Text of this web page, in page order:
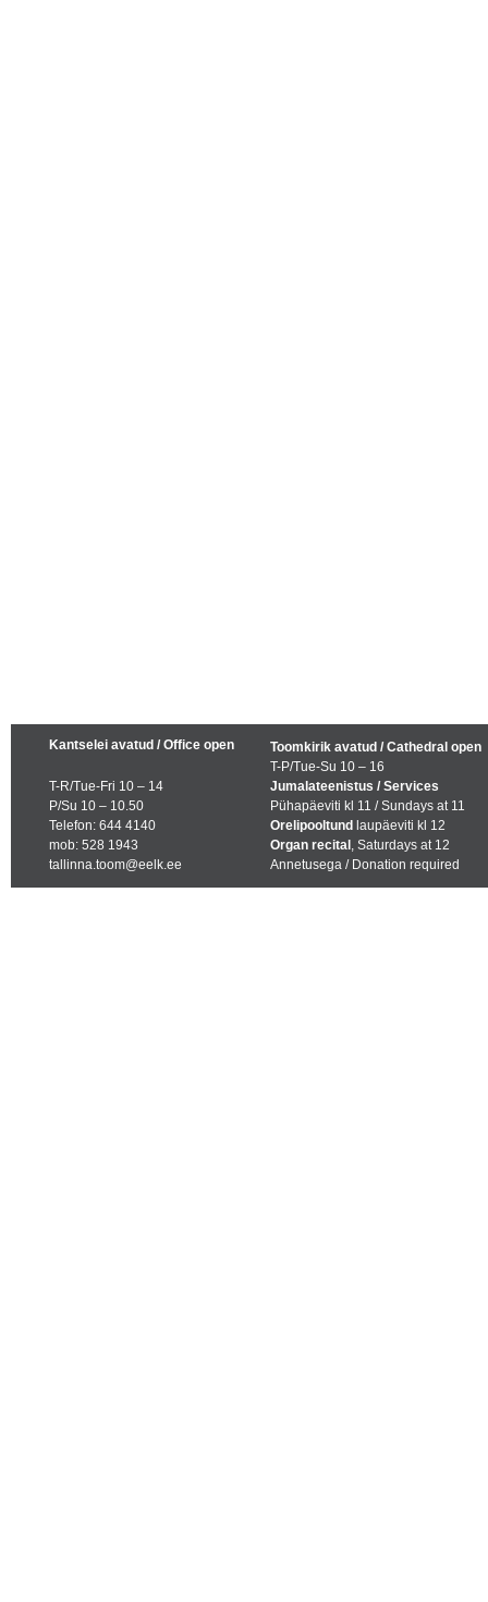
Kantselei avatud / Office open
T-R/Tue-Fri 10 – 14
P/Su 10 – 10.50
Telefon: 644 4140
mob: 528 1943
tallinna.toom@eelk.ee
Toomkirik avatud / Cathedral open
T-P/Tue-Su 10 – 16
Jumalateenistus / Services
Pühapäeviti kl 11 / Sundays at 11
Orelipooltund laupäeviti kl 12
Organ recital , Saturdays at 12
Annetusega / Donation required